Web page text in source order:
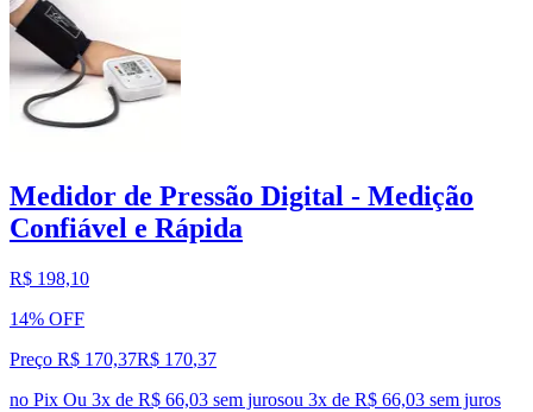
Medidor de Pressão Digital - Medição
Confiável e Rápida
R$ 198,10
14% OFF
Preço R$ 170,37R$ 170,37
no Pix Ou 3x de R$ 66,03 sem jurosou 3x de R$ 66,03 sem juros